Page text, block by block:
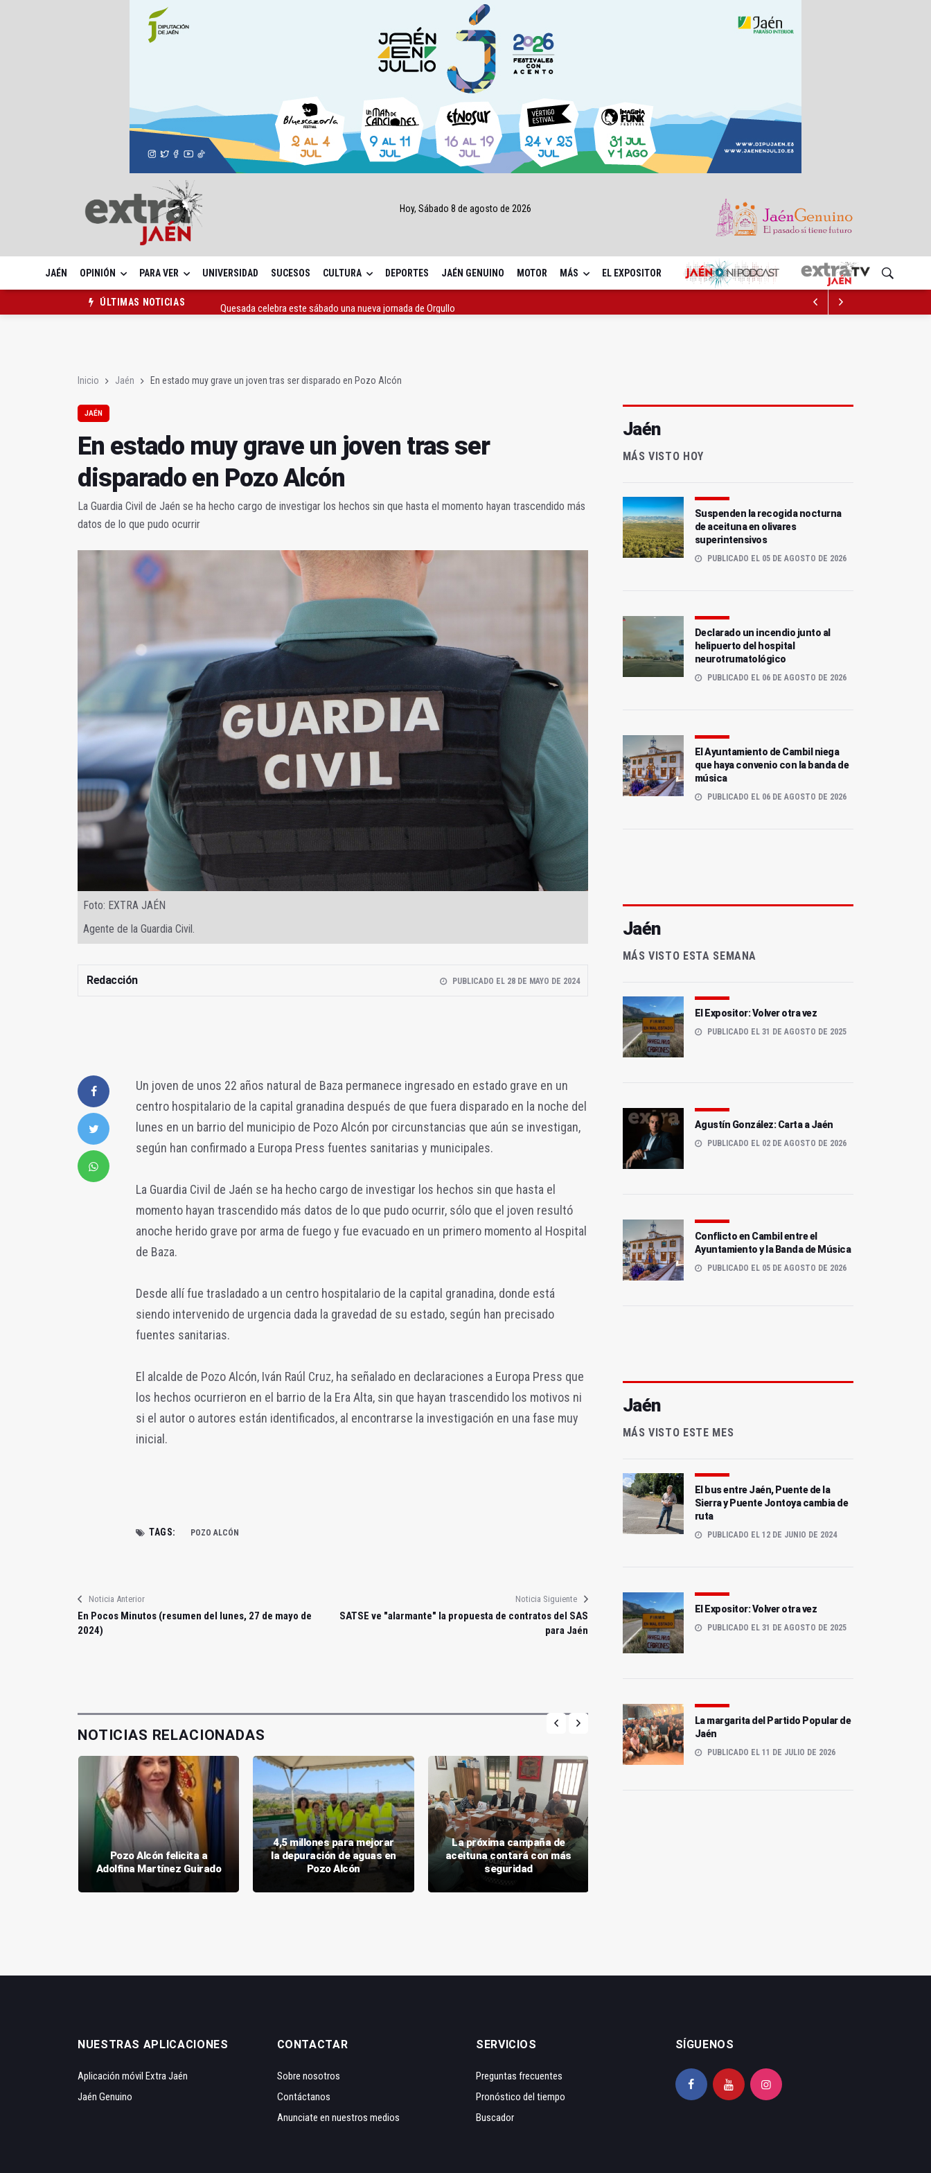
Hoy, Sábado 8 de agosto de 2026
JAÉN OPINIÓN PARA VER UNIVERSIDAD SUCESOS CULTURA DEPORTES JAÉN GENUINO MOTOR MÁS EL EXPOSITOR
ÚLTIMAS NOTICIAS
Quesada celebra este sábado una nueva jornada de Orgullo
Inicio Jaén En estado muy grave un joven tras ser disparado en Pozo Alcón
JAÉN
En estado muy grave un joven tras ser
disparado en Pozo Alcón
La Guardia Civil de Jaén se ha hecho cargo de investigar los hechos sin que hasta el momento hayan trascendido más
datos de lo que pudo ocurrir
Foto: EXTRA JAÉN
Agente de la Guardia Civil.
Redacción PUBLICADO EL 28 DE MAYO DE 2024
Un joven de unos 22 años natural de Baza permanece ingresado en estado grave en un
centro hospitalario de la capital granadina después de que fuera disparado en la noche del
lunes en un barrio del municipio de Pozo Alcón por circunstancias que aún se investigan,
según han confirmado a Europa Press fuentes sanitarias y municipales.
La Guardia Civil de Jaén se ha hecho cargo de investigar los hechos sin que hasta el
momento hayan trascendido más datos de lo que pudo ocurrir, sólo que el joven resultó
anoche herido grave por arma de fuego y fue evacuado en un primero momento al Hospital
de Baza.
Desde allí fue trasladado a un centro hospitalario de la capital granadina, donde está
siendo intervenido de urgencia dada la gravedad de su estado, según han precisado
fuentes sanitarias.
El alcalde de Pozo Alcón, Iván Raúl Cruz, ha señalado en declaraciones a Europa Press que
los hechos ocurrieron en el barrio de la Era Alta, sin que hayan trascendido los motivos ni
si el autor o autores están identificados, al encontrarse la investigación en una fase muy
inicial.
TAGS: POZO ALCÓN
Noticia Anterior
En Pocos Minutos (resumen del lunes, 27 de mayo de
2024)
Noticia Siguiente
SATSE ve "alarmante" la propuesta de contratos del SAS
para Jaén
NOTICIAS RELACIONADAS
Pozo Alcón felicita a
Adolfina Martínez Guirado
4,5 millones para mejorar
la depuración de aguas en
Pozo Alcón
La próxima campaña de
aceituna contará con más
seguridad
Jaén
MÁS VISTO HOY
Suspenden la recogida nocturna
de aceituna en olivares
superintensivos
PUBLICADO EL 05 DE AGOSTO DE 2026
Declarado un incendio junto al
helipuerto del hospital
neurotrumatológico
PUBLICADO EL 06 DE AGOSTO DE 2026
El Ayuntamiento de Cambil niega
que haya convenio con la banda de
música
PUBLICADO EL 06 DE AGOSTO DE 2026
Jaén
MÁS VISTO ESTA SEMANA
El Expositor: Volver otra vez
PUBLICADO EL 31 DE AGOSTO DE 2025
Agustín González: Carta a Jaén
PUBLICADO EL 02 DE AGOSTO DE 2026
Conflicto en Cambil entre el
Ayuntamiento y la Banda de Música
PUBLICADO EL 05 DE AGOSTO DE 2026
Jaén
MÁS VISTO ESTE MES
El bus entre Jaén, Puente de la
Sierra y Puente Jontoya cambia de
ruta
PUBLICADO EL 12 DE JUNIO DE 2024
El Expositor: Volver otra vez
PUBLICADO EL 31 DE AGOSTO DE 2025
La margarita del Partido Popular de
Jaén
PUBLICADO EL 11 DE JULIO DE 2026
NUESTRAS APLICACIONES
Aplicación móvil Extra Jaén
Jaén Genuino
CONTACTAR
Sobre nosotros
Contáctanos
Anunciate en nuestros medios
SERVICIOS
Preguntas frecuentes
Pronóstico del tiempo
Buscador
SÍGUENOS